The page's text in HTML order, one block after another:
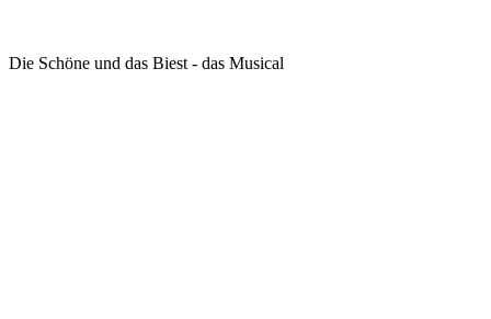
Die Schöne und das Biest - das Musical